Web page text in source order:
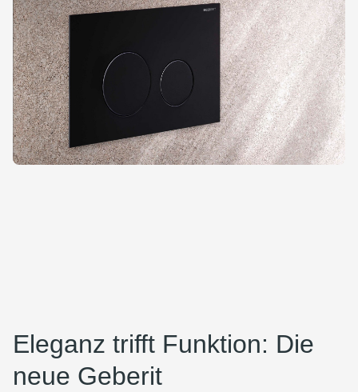
Eleganz trifft Funktion: Die
neue Geberit